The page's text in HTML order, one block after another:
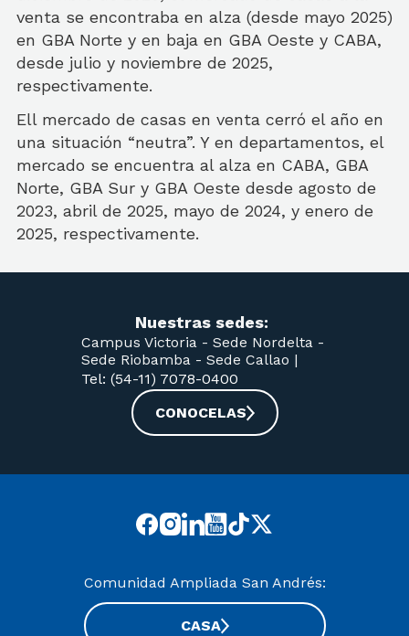
venta se encontraba en alza (desde mayo 2025)
en GBA Norte y en baja en GBA Oeste y CABA,
desde julio y noviembre de 2025,
respectivamente.
Ell mercado de casas en venta cerró el año en
una situación “neutra”. Y en departamentos, el
mercado se encuentra al alza en CABA, GBA
Norte, GBA Sur y GBA Oeste desde agosto de
2023, abril de 2025, mayo de 2024, y enero de
2025, respectivamente.
Nuestras sedes:
Campus Victoria - Sede Nordelta -
Sede Riobamba - Sede Callao |
Tel: (54-11) 7078-0400
CONOCELAS
Comunidad Ampliada San Andrés:
CASA